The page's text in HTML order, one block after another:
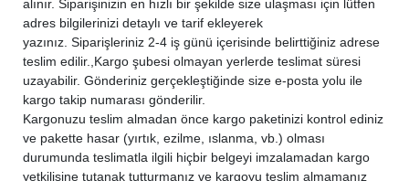
alınır. Siparişinizin en hızlı bir şekilde size ulaşması için lütfen
adres bilgilerinizi detaylı ve tarif ekleyerek
yazınız. Siparişleriniz 2-4 iş günü içerisinde belirttiğiniz adrese
teslim edilir., Kargo şubesi olmayan yerlerde teslimat süresi
uzayabilir. Gönderiniz gerçekleştiğinde size e-posta yolu ile
kargo takip numarası gönderilir.
Kargonuzu teslim almadan önce kargo paketinizi kontrol ediniz
ve pakette hasar (yırtık, ezilme, ıslanma, vb.) olması
durumunda teslimatla ilgili hiçbir belgeyi imzalamadan kargo
yetkilisine tutanak tutturmanız ve kargoyu teslim almamanız